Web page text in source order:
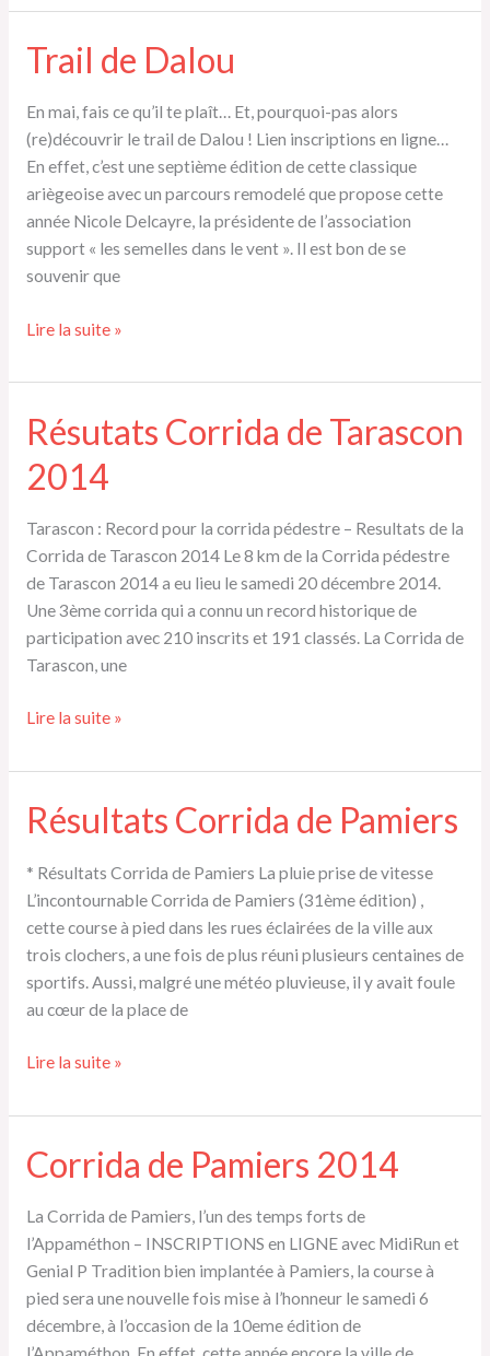
Bonrepaux
Trail de Dalou
En mai, fais ce qu’il te plaît… Et, pourquoi-pas alors
(re)découvrir le trail de Dalou ! Lien inscriptions en ligne…
En effet, c’est une septième édition de cette classique
ariègeoise avec un parcours remodelé que propose cette
année Nicole Delcayre, la présidente de l’association
support « les semelles dans le vent ». Il est bon de se
souvenir que
Trail
Dalou
Lire la suite »
Résutats Corrida de Tarascon
2014
Tarascon : Record pour la corrida pédestre – Resultats de la
Corrida de Tarascon 2014 Le 8 km de la Corrida pédestre
de Tarascon 2014 a eu lieu le samedi 20 décembre 2014.
Une 3ème corrida qui a connu un record historique de
participation avec 210 inscrits et 191 classés. La Corrida de
Tarascon, une
Résutats
de
2014
Lire la suite »
Résultats Corrida de Pamiers
* Résultats Corrida de Pamiers La pluie prise de vitesse
L’incontournable Corrida de Pamiers (31ème édition) ,
cette course à pied dans les rues éclairées de la ville aux
trois clochers, a une fois de plus réuni plusieurs centaines de
sportifs. Aussi, malgré une météo pluvieuse, il y avait foule
au cœur de la place de
Résultats
de
Lire la suite »
Corrida de Pamiers 2014
La Corrida de Pamiers, l’un des temps forts de
l’Appaméthon – INSCRIPTIONS en LIGNE avec MidiRun et
Genial P Tradition bien implantée à Pamiers, la course à
pied sera une nouvelle fois mise à l’honneur le samedi 6
décembre, à l’occasion de la 10eme édition de